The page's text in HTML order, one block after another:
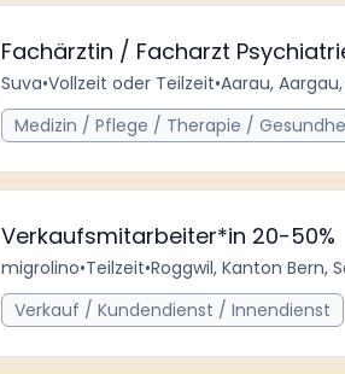
Fachärztin / Facharzt
Suva•Vollzeit oder Teilzeit•Aarau,
Medizin / Pflege / Therapie /
Verkaufsmitarbeiter*in 20-50%
migrolino•Teilzeit•Roggwil, Kanton Bern,
Verkauf / Kundendienst / Innendienst